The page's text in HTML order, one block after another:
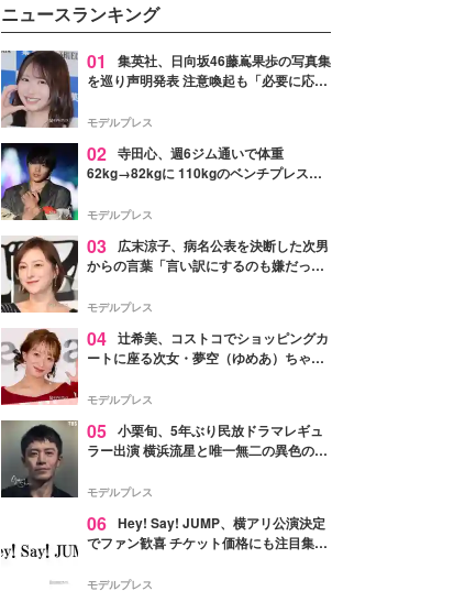
して、“髪そのものの美しさ”に改
めて注目する人が増えている様
子。今回は、そんな憧れの艶やか
な髪を日常で叶える、美容好きの
ます。
ニュースランキング
01
集英社、日向坂46藤嶌果歩の写真集
を巡り声明発表 注意喚起も「必要に応じ
モデルプレス
02 寺田心、週6ジム通いで体重
62kg→82kgに 110kgのベンチプレス持
「かっこいい」と反響
モデルプレス
03
広末涼子、病名公表を決断した次男
からの言葉「言い訳にするのも嫌だっ
モデルプレス
04 辻希美、コストコでショッピングカ
ートに座る次女・夢空（ゆめあ）ちゃん
ぎ」「成長を感じる」の声
モデルプレス
05 小栗旬、5年ぶり民放ドラマレギュ
ラー出演 横浜流星と唯一無二の異色のバ
モデルプレス
06 Hey! Say! JUMP、横アリ公演決定
でファン歓喜 チケット価格にも注目集ま
モデルプレス